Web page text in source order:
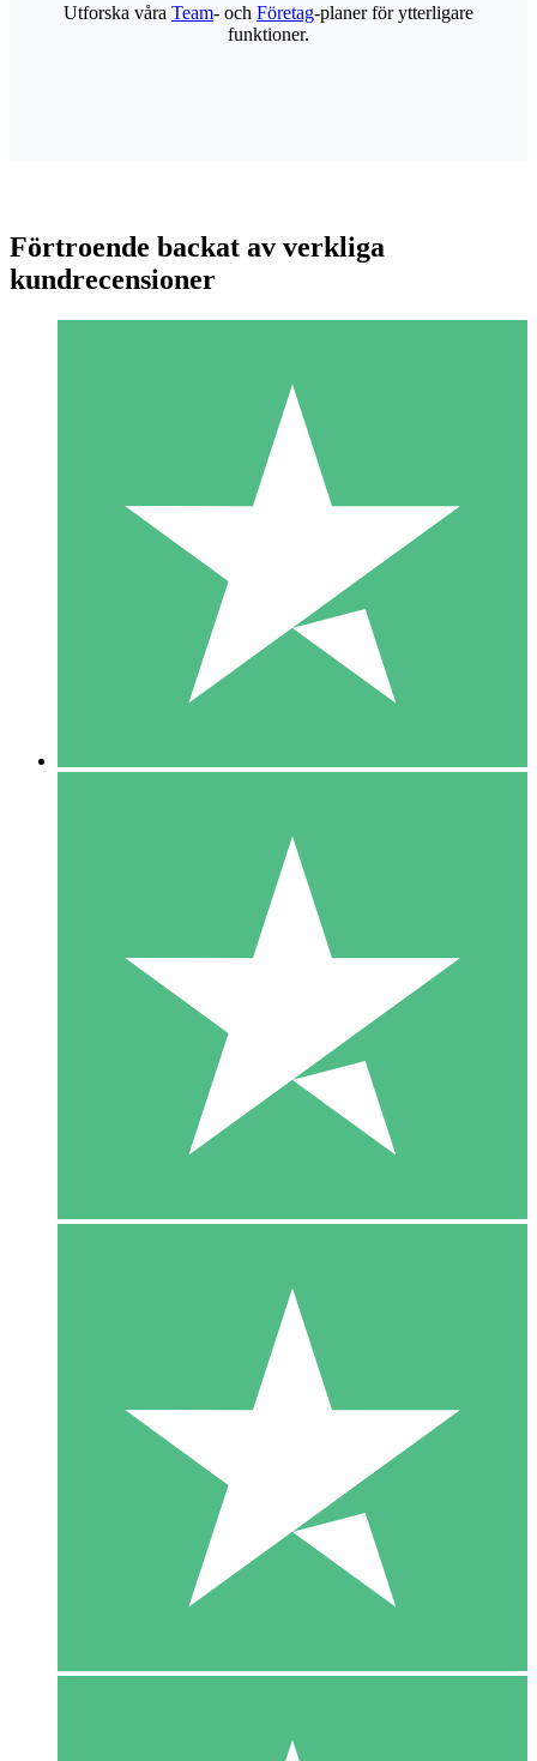
Individuella Kreditpaket
Betala per användning med nedladdningskrediter. Inget
1 Nedladdningar
10 00
10 Nedladdningar
20 00
Utforska våra Team- och Företag-planer för ytterligare
funktioner.
Förtroende backat av verkliga
kundrecensioner